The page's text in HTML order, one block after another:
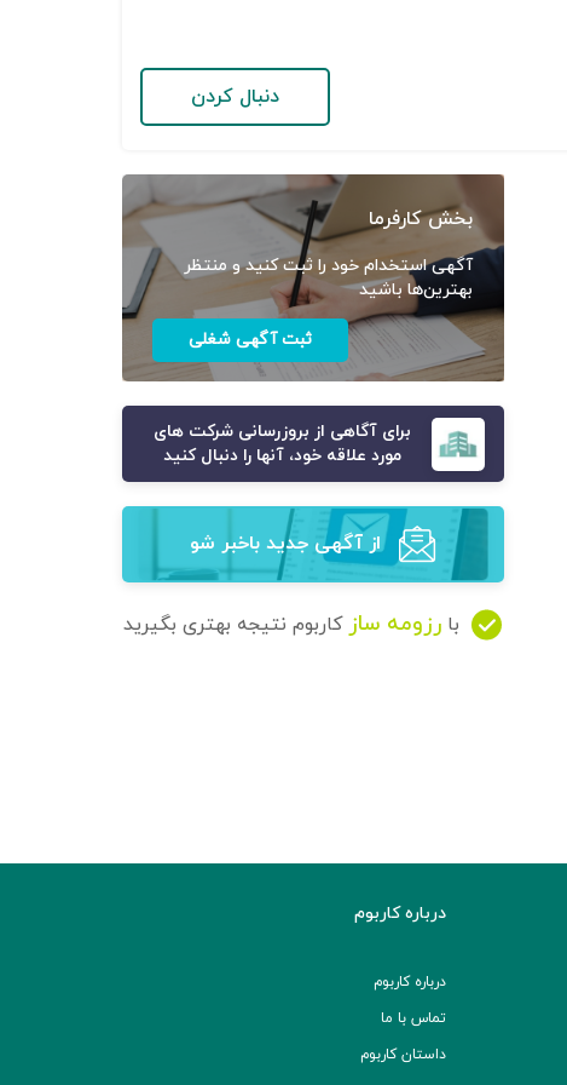
دنبال کردن
بخش کارفرما
آگهی استخدام خود را ثبت کنید و منتظر
بهترین‌ها باشید
ثبت آگهی شغلی
برای آگاهی از بروزرسانی شرکت های
مورد علاقه خود، آنها را دنبال کنید
از آگهی‌ جدید باخبر شو
با رزومه ساز کاربوم نتیجه بهتری بگیرید
درباره کاربوم
درباره کاربوم
تماس با ما
داستان کاربوم